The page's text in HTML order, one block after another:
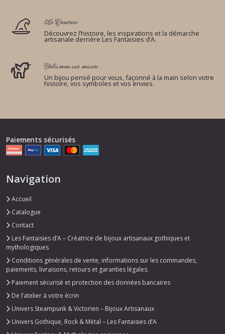
La Créatrice
Découvrez l’histoire, les inspirations et la démarche
artisanale derrière Les Fantaisies d’A.
Talisman sur mesure
Un bijou pensé pour vous, façonné à la main selon votre
histoire, vos symboles et vos envies.
Paiements sécurisés
Navigation
Accueil
Catalogue
Contact
Les Fantaisies d’A – Créatrice de bijoux artisanaux gothiques et
mythologiques
Conditions générales de vente, informations sur les commandes,
paiements, livraisons, retours et garanties légales.
Paiement sécurisé et protection des données bancaires
De l’atelier à votre écrin
Univers Steampunk & Victorien – Bijoux Artisanaux
Univers Gothique, Rock & Métal – Les Fantaisies d’A